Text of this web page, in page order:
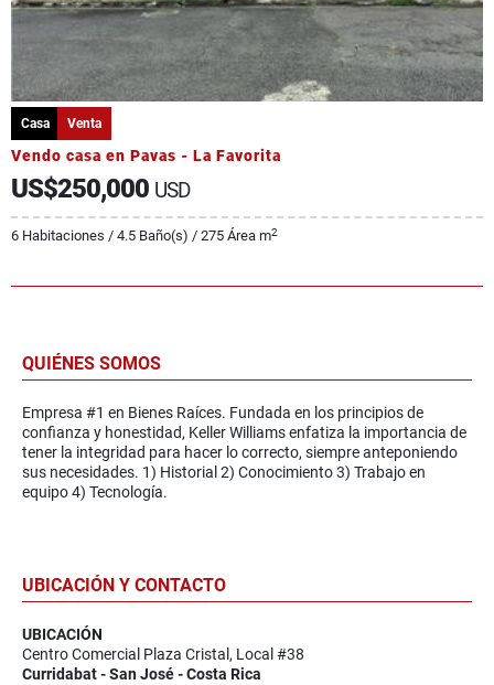
Casa Venta
Vendo casa en Pavas - La Favorita
US$250,000 USD
6 Habitaciones / 4.5 Baño(s) / 275 Área m2
QUIÉNES SOMOS
Empresa #1 en Bienes Raíces. Fundada en los principios de
confianza y honestidad, Keller Williams enfatiza la importancia de
tener la integridad para hacer lo correcto, siempre anteponiendo
sus necesidades. 1) Historial 2) Conocimiento 3) Trabajo en
equipo 4) Tecnología.
UBICACIÓN Y CONTACTO
UBICACIÓN
Centro Comercial Plaza Cristal, Local #38
Curridabat - San José - Costa Rica